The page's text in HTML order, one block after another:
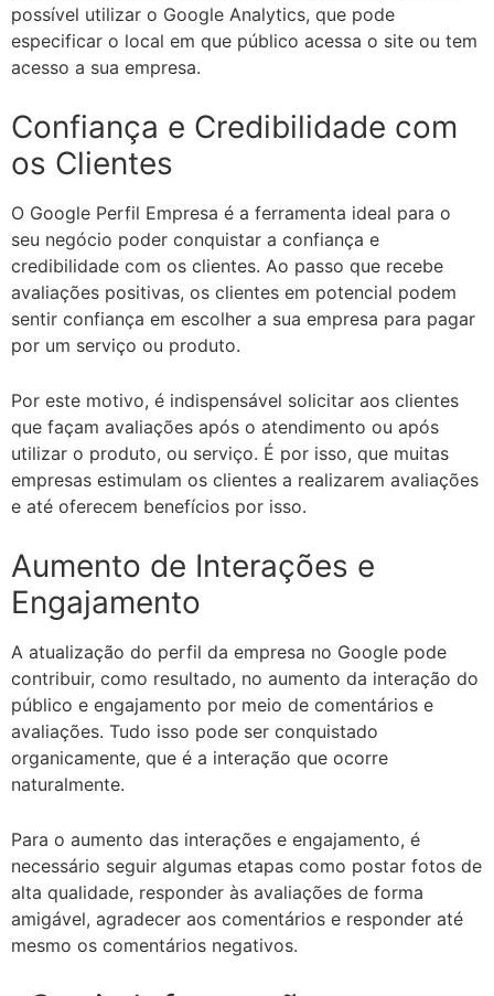
possível utilizar o Google Analytics, que pode
especificar o local em que público acessa o site ou tem
acesso a sua empresa.
Confiança e Credibilidade com
os Clientes
O Google Perfil Empresa é a ferramenta ideal para o
seu negócio poder conquistar a confiança e
credibilidade com os clientes. Ao passo que recebe
avaliações positivas, os clientes em potencial podem
sentir confiança em escolher a sua empresa para pagar
por um serviço ou produto.
Por este motivo, é indispensável solicitar aos clientes
que façam avaliações após o atendimento ou após
utilizar o produto, ou serviço. É por isso, que muitas
empresas estimulam os clientes a realizarem avaliações
e até oferecem benefícios por isso.
Aumento de Interações e
Engajamento
A atualização do perfil da empresa no Google pode
contribuir, como resultado, no aumento da interação do
público e engajamento por meio de comentários e
avaliações. Tudo isso pode ser conquistado
organicamente, que é a interação que ocorre
naturalmente.
Para o aumento das interações e engajamento, é
necessário seguir algumas etapas como postar fotos de
alta qualidade, responder às avaliações de forma
amigável, agradecer aos comentários e responder até
mesmo os comentários negativos.